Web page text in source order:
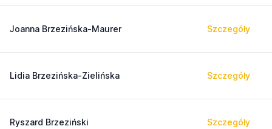
Joanna Brzezińska-Maurer Szczegóły
Lidia Brzezińska-Zielińska Szczegóły
Ryszard Brzeziński Szczegóły